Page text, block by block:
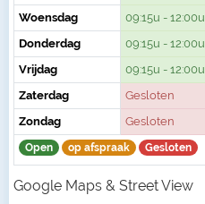
Woensdag
09:15u - 12:00u
Donderdag
09:15u - 12:00u
Vrijdag
09:15u - 12:00u
Zaterdag
Gesloten
Zondag
Gesloten
Open op afspraak Gesloten
Google Maps & Street View